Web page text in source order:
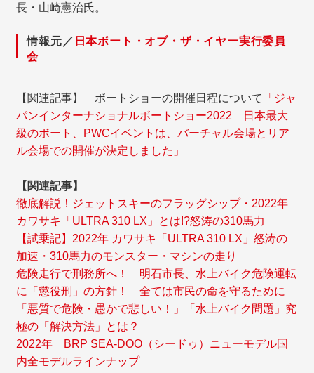
長・山崎憲治氏。
情報元 ／ 日本ボート・オブ・ザ・イヤー実行委員
会
【関連記事】 ボートショーの開催日程について
「ジャ
パンインターナショナルボートショー2022 日本最大
級のボート、PWCイベントは、バーチャル会場とリア
ル会場での開催が決定しました」
【関連記事】
徹底解説！ジェットスキーのフラッグシップ・2022年
カワサキ「ULTRA 310 LX」とは!?怒涛の310馬力
【試乗記】2022年 カワサキ「ULTRA 310 LX」怒涛の
加速・310馬力のモンスター・マシンの走り
危険走行で刑務所へ！ 明石市長、水上バイク危険運転
に「懲役刑」の方針！ 全ては市民の命を守るために
「悪質で危険・愚かで悲しい！」「水上バイク問題」究
極の「解決方法」とは？
2022年 BRP SEA-DOO（シードゥ）ニューモデル国
内全モデルラインナップ